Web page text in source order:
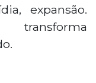
expansão.